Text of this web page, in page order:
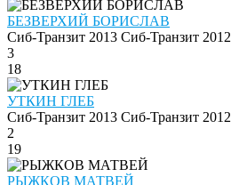
БЕЗВЕРХИЙ БОРИСЛАВ
Сиб-Транзит 2013 Сиб-Транзит 2012
3
18
УТКИН ГЛЕБ
Сиб-Транзит 2013 Сиб-Транзит 2012
2
19
РЫЖКОВ МАТВЕЙ